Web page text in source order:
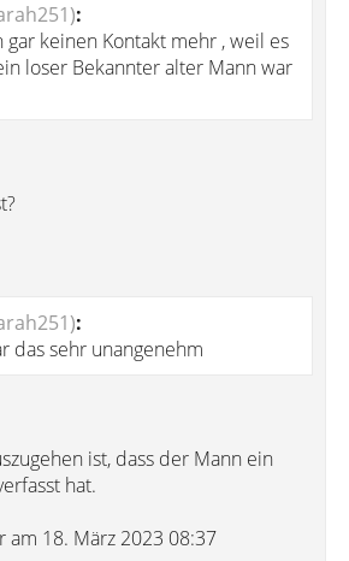
:
gar keinen Kontakt mehr , weil es
loser Bekannter alter Mann war
:
das sehr unangenehm
ist, dass der Mann ein
hat.
am 18. März 2023 08:37